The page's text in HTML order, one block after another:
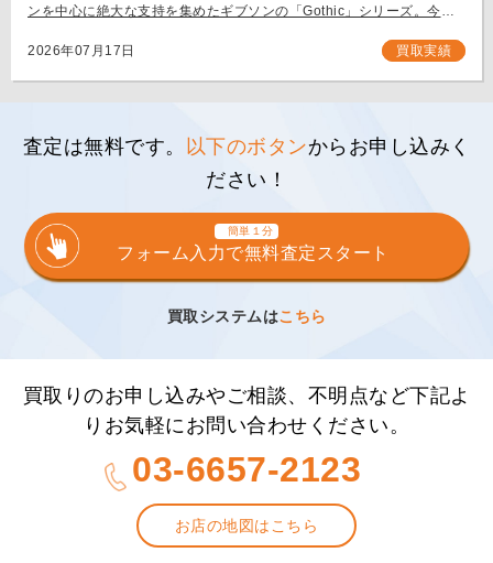
ンを中心に絶大な支持を集めたギブソンの「Gothic」シリーズ。今回
[…]
2026年07月17日 買取実績
査定は無料です。 以下のボタンからお申し込みく
ださい！
簡単１分
フォーム入力で無料査定スタート
買取システムはこちら
買取りのお申し込みやご相談、不明点など下記よ
りお気軽にお問い合わせください。
03-6657-2123
お店の地図はこちら